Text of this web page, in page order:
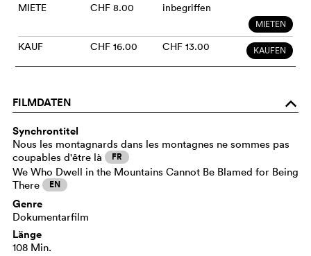
MIETE CHF 8.00 inbegriffen
MIETEN
KAUF CHF 16.00 CHF 13.00 KAUFEN
FILMDATEN o
Synchrontitel
Nous les montagnards dans les montagnes ne sommes pas
coupables d'être là
FR
We Who Dwell in the Mountains Cannot Be Blamed for Being
There
EN
Genre
Dokumentarfilm
Länge
108 Min.